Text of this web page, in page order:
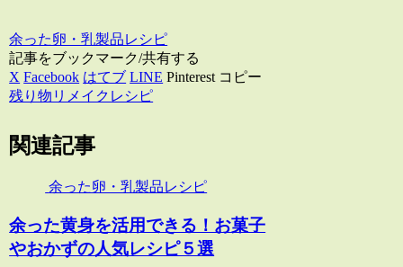
余った卵・乳製品レシピ
記事をブックマーク/共有する
X Facebook はてブ LINE Pinterest コピー
残り物リメイクレシピ
関連記事
余った卵・乳製品レシピ
余った黄身を活用できる！お菓子
やおかずの人気レシピ５選